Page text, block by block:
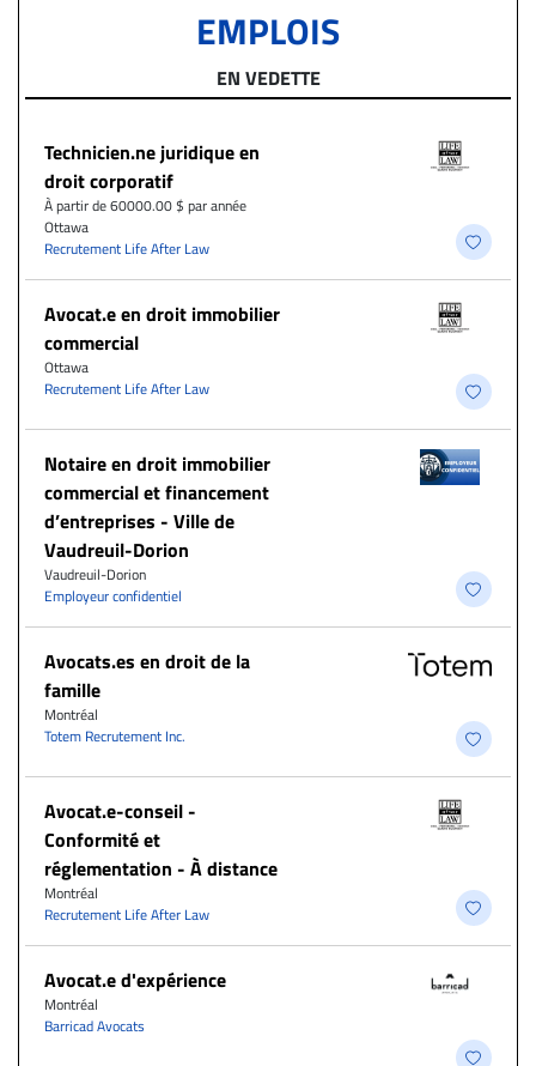
EMPLOIS
EN VEDETTE
Technicien.ne juridique en
droit corporatif
À partir de 60000.00 $ par année
Ottawa
Recrutement Life After Law
Avocat.e en droit immobilier
commercial
Ottawa
Recrutement Life After Law
Notaire en droit immobilier
commercial et financement
d’entreprises - Ville de
Vaudreuil-Dorion
Vaudreuil-Dorion
Employeur confidentiel
Avocats.es en droit de la
famille
Montréal
Totem Recrutement Inc.
​Avocat.e-conseil -
Conformité et
réglementation - À distance
Montréal
Recrutement Life After Law
Avocat.e d'expérience
Montréal
Barricad Avocats